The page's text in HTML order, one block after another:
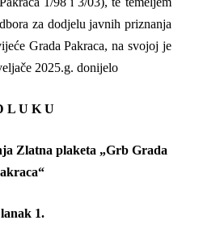
za dodjelu javnih priznanja
Grada Pakraca, na svojoj je
2025.g. donijelo
L U K U
Zlatna plaketa „Grb Grada
1.